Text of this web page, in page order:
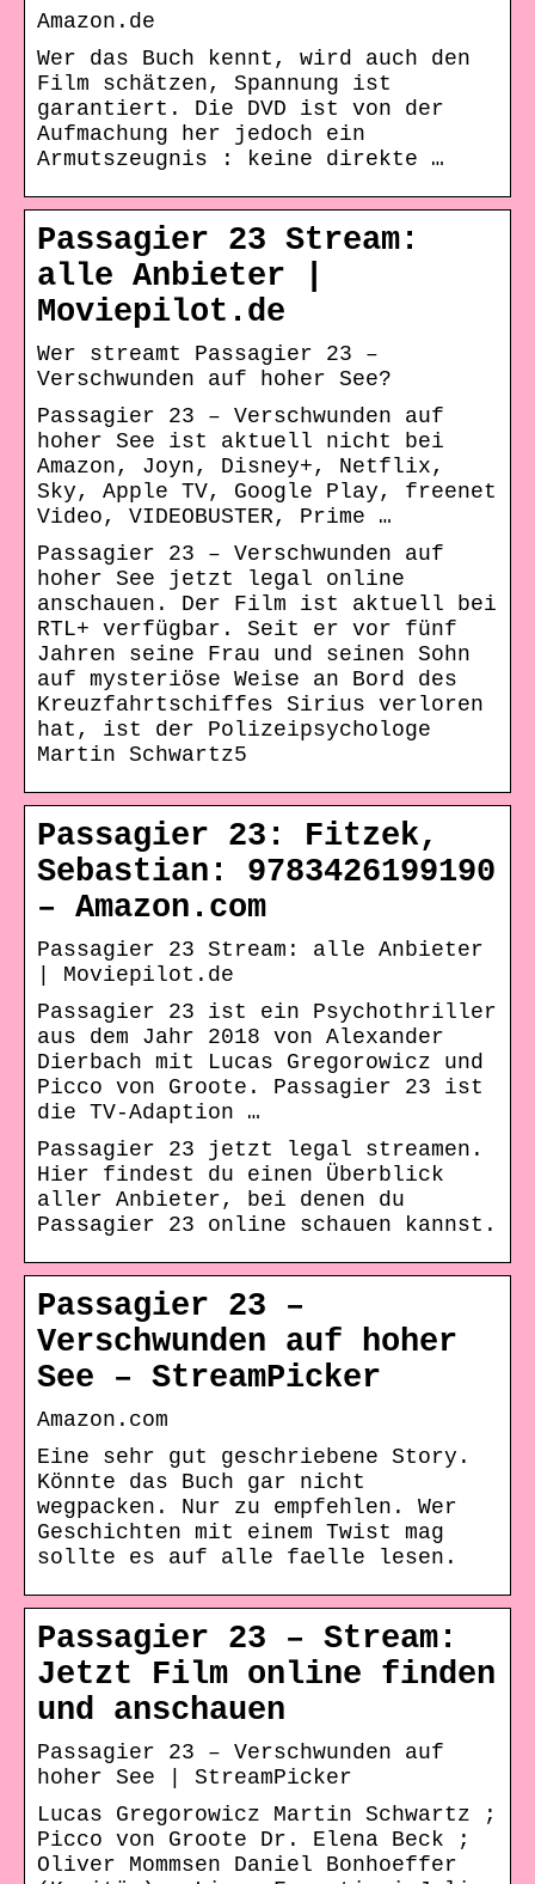
Amazon.de
Wer das Buch kennt, wird auch den
Film schätzen, Spannung ist
garantiert. Die DVD ist von der
Aufmachung her jedoch ein
Armutszeugnis : keine direkte …
Passagier 23 Stream:
alle Anbieter |
Moviepilot.de
Wer streamt Passagier 23 –
Verschwunden auf hoher See?
Passagier 23 – Verschwunden auf
hoher See ist aktuell nicht bei
Amazon, Joyn, Disney+, Netflix,
Sky, Apple TV, Google Play, freenet
Video, VIDEOBUSTER, Prime …
Passagier 23 – Verschwunden auf
hoher See jetzt legal online
anschauen. Der Film ist aktuell bei
RTL+ verfügbar. Seit er vor fünf
Jahren seine Frau und seinen Sohn
auf mysteriöse Weise an Bord des
Kreuzfahrtschiffes Sirius verloren
hat, ist der Polizeipsychologe
Martin Schwartz5
Passagier 23: Fitzek,
Sebastian: 9783426199190
– Amazon.com
Passagier 23 Stream: alle Anbieter
| Moviepilot.de
Passagier 23 ist ein Psychothriller
aus dem Jahr 2018 von Alexander
Dierbach mit Lucas Gregorowicz und
Picco von Groote. Passagier 23 ist
die TV-Adaption …
Passagier 23 jetzt legal streamen.
Hier findest du einen Überblick
aller Anbieter, bei denen du
Passagier 23 online schauen kannst.
Passagier 23 –
Verschwunden auf hoher
See – StreamPicker
Amazon.com
Eine sehr gut geschriebene Story.
Könnte das Buch gar nicht
wegpacken. Nur zu empfehlen. Wer
Geschichten mit einem Twist mag
sollte es auf alle faelle lesen.
Passagier 23 – Stream:
Jetzt Film online finden
und anschauen
Passagier 23 – Verschwunden auf
hoher See | StreamPicker
Lucas Gregorowicz Martin Schwartz ;
Picco von Groote Dr. Elena Beck ;
Oliver Mommsen Daniel Bonhoeffer